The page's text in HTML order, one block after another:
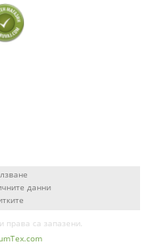
данни
права са запазени.